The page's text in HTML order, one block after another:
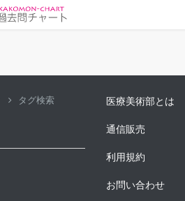
タグ検索 医療美術部とは
通信販売
利用規約
お問い合わせ